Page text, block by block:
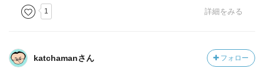
1 詳細をみる
katchamanさん フォロー